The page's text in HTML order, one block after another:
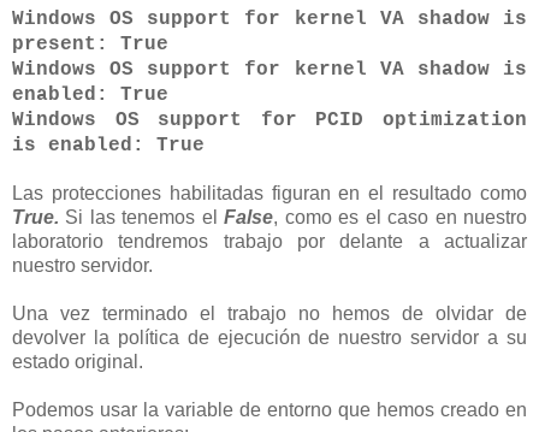
Windows OS support for kernel VA shadow is
present: True
Windows OS support for kernel VA shadow is
enabled: True
Windows OS support for PCID optimization
is enabled: True
Las protecciones habilitadas figuran en el resultado como
True. Si las tenemos elFalse, como es el caso en nuestro
laboratorio tendremos trabajo por delante a actualizar
nuestro servidor.
Una vez terminado el trabajo no hemos de olvidar de
devolver la política de ejecución de nuestro servidor a su
estado original.
Podemos usar la variable de entorno que hemos creado en